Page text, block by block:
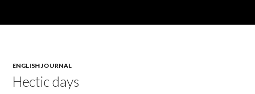
ENGLISH JOURNAL
Hectic days